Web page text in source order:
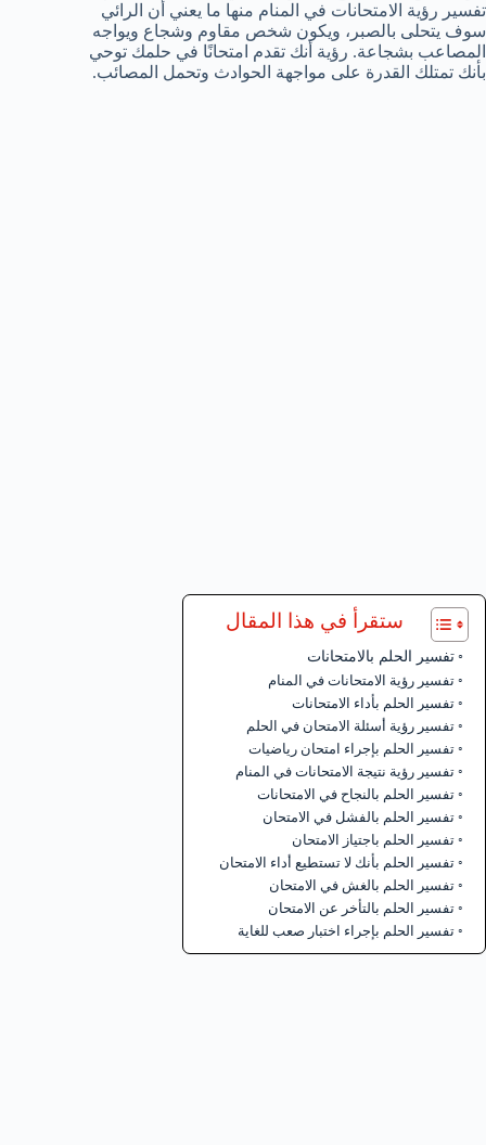
تفسير رؤية الامتحانات في المنام منها ما يعني أن الرائي
سوف يتحلى بالصبر، ويكون شخص مقاوم وشجاع ويواجه
المصاعب بشجاعة. رؤية أنك تقدم امتحانًا في حلمك توحي
بأنك تمتلك القدرة على مواجهة الحوادث وتحمل المصائب.
ستقرأ في هذا المقال
تفسير الحلم بالامتحانات
تفسير رؤية الامتحانات في المنام
تفسير الحلم بأداء الامتحانات
تفسير رؤية أسئلة الامتحان في الحلم
تفسير الحلم بإجراء امتحان رياضيات
تفسير رؤية نتيجة الامتحانات في المنام
تفسير الحلم بالنجاح في الامتحانات
تفسير الحلم بالفشل في الامتحان
تفسير الحلم باجتياز الامتحان
تفسير الحلم بأنك لا تستطيع أداء الامتحان
تفسير الحلم بالغش في الامتحان
تفسير الحلم بالتأخر عن الامتحان
تفسير الحلم بإجراء اختبار صعب للغاية